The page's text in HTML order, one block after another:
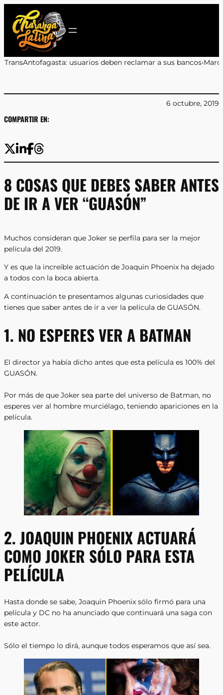
contenido
a sus bancos•Marcos Celedón: «Antofagasta merece
COMPARTIR EN:
6 octubre, 2019
8 COSAS QUE DEBES SABER ANTES
DE IR A VER “GUASÓN”
Muchos consideran que Joker se perfila para ser la mejor
película del 2019.
Y es que la increíble actuación de Joaquin Phoenix ha dejado
a todos con la boca abierta.
A continuación te presentamos algunas curiosidades que
tienes que saber antes de ir a ver la película de GUASÓN.
1. NO ESPERES VER A BATMAN
El director ya había dicho antes que esta película es 100% del
GUASÓN.
Por más de que Joker sea parte del universo de Batman, no
esperes ver al hombre murciélago, teniendo apariciones en la
película.
2. JOAQUIN PHOENIX ACTUARÁ
COMO JOKER SÓLO PARA ESTA
PELÍCULA
Hasta donde se sabe, Joaquin Phoenix sólo firmó para una
película y DC no ha anunciado que continuará una saga con
este actor.
Sólo el tiempo lo dirá, aunque todos esperamos que así sea.